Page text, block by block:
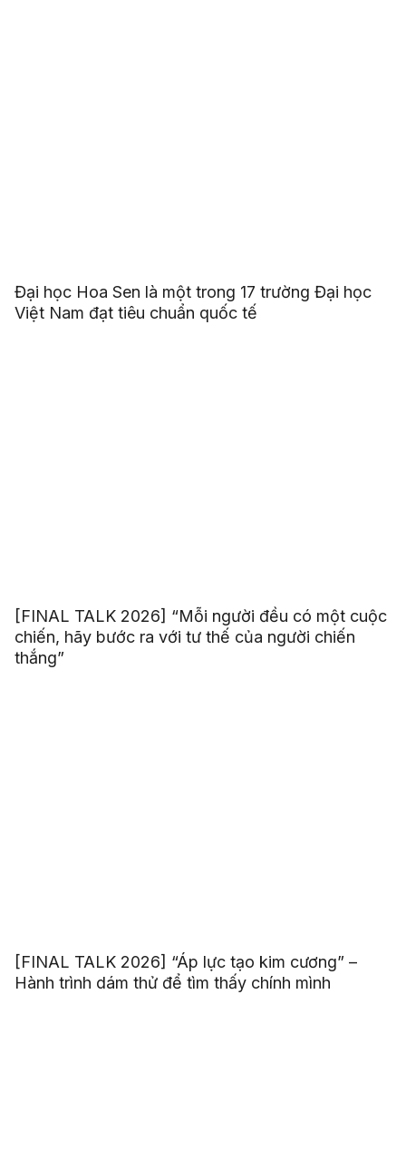
Đại học Hoa Sen là một trong 17 trường Đại học
Việt Nam đạt tiêu chuẩn quốc tế
[FINAL TALK 2026] “Mỗi người đều có một cuộc
chiến, hãy bước ra với tư thế của người chiến
thắng”
[FINAL TALK 2026] “Áp lực tạo kim cương” –
Hành trình dám thử để tìm thấy chính mình